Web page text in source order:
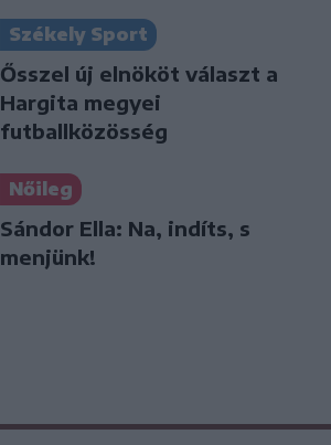
Székely Sport
Ősszel új elnököt választ a
Hargita megyei
futballközösség
Nőileg
Sándor Ella: Na, indíts, s
menjünk!